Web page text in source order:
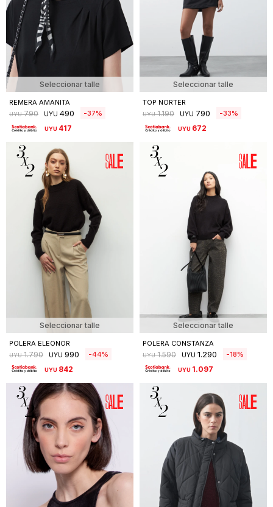
Seleccionar talle
REMERA AMANITA
UYU 790 UYU 490 37
UYU 417
Seleccionar talle
TOP NORTER
UYU 1.190 UYU 790 33
UYU 672
Seleccionar talle
POLERA ELEONOR
UYU 1.790 UYU 990 44
UYU 842
Seleccionar talle
POLERA CONSTANZA
UYU 1.590 UYU 1.290 18
UYU 1.097